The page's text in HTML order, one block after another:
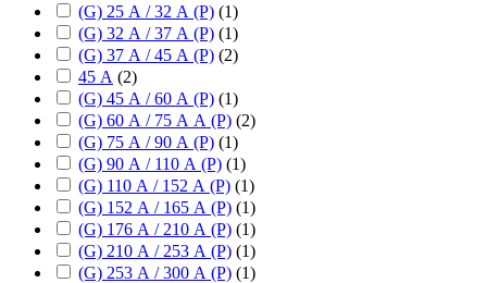
(G) 25 А / 32 А (P) (1)
(G) 32 А / 37 А (P) (1)
(G) 37 А / 45 А (P) (2)
45 А (2)
(G) 45 А / 60 А (P) (1)
(G) 60 А / 75 А А (P) (2)
(G) 75 А / 90 А (P) (1)
(G) 90 А / 110 А (P) (1)
(G) 110 А / 152 А (P) (1)
(G) 152 А / 165 А (P) (1)
(G) 176 А / 210 А (P) (1)
(G) 210 А / 253 А (P) (1)
(G) 253 А / 300 А (P) (1)